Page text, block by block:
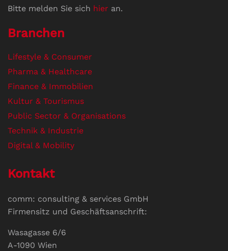
Bitte melden Sie sich hier an.
Branchen
Lifestyle & Consumer
Pharma & Healthcare
Finance & Immobilien
Kultur & Tourismus
Public Sector & Organisations
Technik & Industrie
Digital & Mobility
Kontakt
comm: consulting & services GmbH
Firmensitz und Geschäftsanschrift:
Wasagasse 6/6
A-1090 Wien